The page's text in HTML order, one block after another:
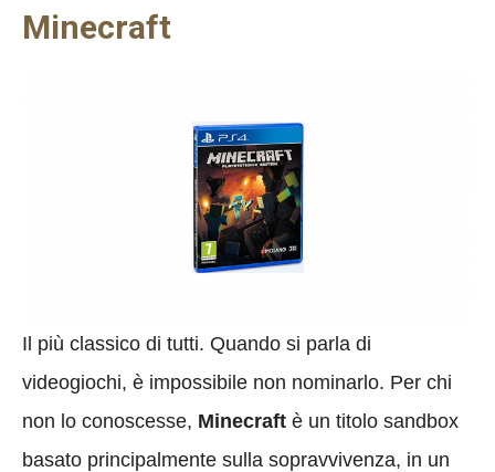
Minecraft
Il più classico di tutti. Quando si parla di
videogiochi, è impossibile non nominarlo. Per chi
non lo conoscesse, Minecraft è un titolo sandbox
basato principalmente sulla sopravvivenza, in un